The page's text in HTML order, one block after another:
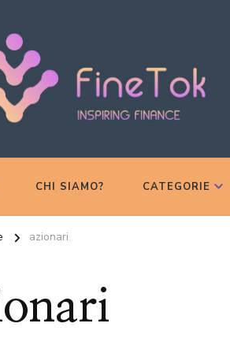
CHI SIAMO? CATEGORIE
azionari